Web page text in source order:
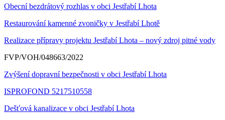
Obecní bezdrátový rozhlas v obci Jestřabí Lhota
Restaurování kamenné zvoničky v Jestřabí Lhotě
Realizace přípravy projektu Jestřabí Lhota – nový zdroj pitné vody
FVP/VOH/048663/2022
Zvýšení dopravní bezpečnosti v obci Jestřabí Lhota
ISPROFOND 5217510558
Dešťová kanalizace v obci Jestřabí Lhota